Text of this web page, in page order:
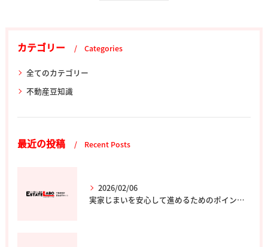
カテゴリー Categories
全てのカテゴリー
不動産豆知識
最近の投稿 Recent Posts
2026/02/06
実家じまいを安心して進めるためのポイントと専門家の選び方